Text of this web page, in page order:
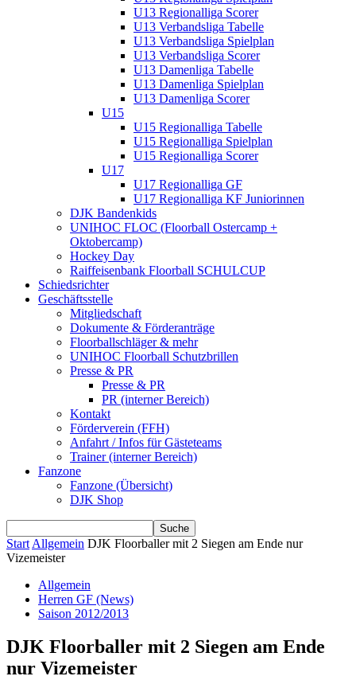
U13 Regionalliga Scorer
U13 Verbandsliga Tabelle
U13 Verbandsliga Spielplan
U13 Verbandsliga Scorer
U13 Damenliga Tabelle
U13 Damenliga Spielplan
U13 Damenliga Scorer
U15
U15 Regionalliga Tabelle
U15 Regionalliga Spielplan
U15 Regionalliga Scorer
U17
U17 Regionalliga GF
U17 Regionalliga KF Juniorinnen
DJK Bandenkids
UNIHOC FLOC (Floorball Ostercamp +
Oktobercamp)
Hockey Day
Raiffeisenbank Floorball SCHULCUP
Schiedsrichter
Geschäftsstelle
Mitgliedschaft
Dokumente & Förderanträge
Floorballschläger & mehr
UNIHOC Floorball Schutzbrillen
Presse & PR
Presse & PR
PR (interner Bereich)
Kontakt
Förderverein (FFH)
Anfahrt / Infos für Gästeteams
Trainer (interner Bereich)
Fanzone
Fanzone (Übersicht)
DJK Shop
Start Allgemein DJK Floorballer mit 2 Siegen am Ende nur
Vizemeister
Allgemein
Herren GF (News)
Saison 2012/2013
DJK Floorballer mit 2 Siegen am Ende
nur Vizemeister